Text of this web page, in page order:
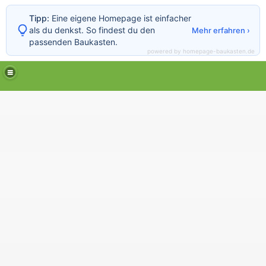
Tipp: Eine eigene Homepage ist einfacher
als du denkst. So findest du den
passenden Baukasten.
Mehr erfahren ›
powered by homepage-baukasten.de